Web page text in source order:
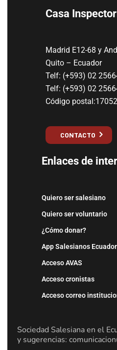
Casa
Madrid E12-68 y
Quito – Ecuador
Telf: (+593) 02
Telf: (+593) 02
Código
CONTACTO
Enlaces de
Quiero ser salesiano
Quiero ser voluntario
¿Cómo donar?
App Salesianos Ecuador
Acceso AVAS
Acceso cronistas
Acceso correo
Sociedad Salesiana en el
y sugerencias: